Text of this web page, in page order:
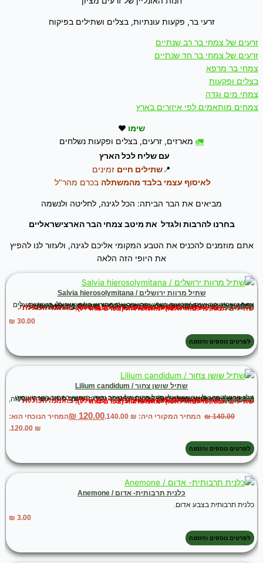
זרעי בר, פקעות עונתיות, בצלים ושתילים בפיקוח
זרעים של צמחי בר רב שנתיים
זרעים של צמחי בר חד שנתיים
צמחי בר מרפא
בצלים ופקעות
צמחי מים וגדה
צמחים מותאמים לפי איזורים בארץ
שימו ❤
🚛 מארזים, זרעים, בצלים ופקעות נשלחים
עם שליח לכל הארץ
📍שתילים חיים זמינים
לאיסוף עצמי בלבד מהמשתלה בכרם מהר"ל
מביאים את הבר הביתה: הכל לגינה, לחליטה ולנשמה
בחרנו להרבות ולגדל את מיטב צמחי הבר הארצישראליים
אתם מוזמנים להכניס את הטבע המקומי אליכם לגינה, ולעזור לנו להפיץ
את היופי הזה הלאה
שתיל מרוות ירושלים / Salvia hierosolymitana
צמח עשבוני רב-שנתי ומרשים ביופיו, המעטר את החורש הארצישראלי בשושנת עלים גדולה ובעמודי פריחה גבוהים בגווני ורוד-ארגמן. מרוות ירושלים היא לא רק פנינה אסתטית לגינת הבר ולפרפרים, אלא גם נכס קולינרי – במסורת המקומית, עליה הגדולים והרכים נאספים ומשמשים להכנת "ממולאים" משובחים. ברפואה העממית, חליטת עלי המרווה ידועה כמרגיעה את מערכת העיכול ומסייעת בהפחתת גזים.
לידיעתכם:
אין אפשרות לשלוח שתילים בדואר /עם שליח, בהזמנה הכוללת שתילים תצטרכו לבוא לאסוף מהמשתלה (בכרם מהר"ל)
₪ 30.00
לפרטים נוספים והזמנה
שתיל שושן צחור / Lilium candidum
מלך פרחי הבר של ארץ ישראל וסמל קדום של טוהר והוד. השושן הצחור הוא גיאופיט (צמח בצל) נדיר ומוגן, המצמיח באביב עמוד פריחה תמיר ומרשים הנושא פרחי ענק בצורת חצוצרה, לבנים כשלג ובעלי אבקנים צהובים-זהובים. מעבר ליופיו עוצר הנשימה, הוא מפיץ ניחוח מתוק ומשכר שאין שני לו.
תוספת מלכותית ויוקרתית לכל גינה או עציץ גדול..
לידיעתכם:
אין אפשרות לשלוח שתילים בדואר /עם שליח, בהזמנה הכוללת שתילים תצטרכו לבוא לאסוף מהמשתלה (בכרם מהר"ל)
₪140.00 המחיר המקורי היה: ₪ 140.00. ₪ 120.00
המחיר הנוכחי הוא:
₪ 120.00.
לפרטים נוספים והזמנה
כלנית תרבותית- אדום / Anemone
כלנית תרבותית בצבע אדום.
₪ 3.00
לפרטים נוספים והזמנה